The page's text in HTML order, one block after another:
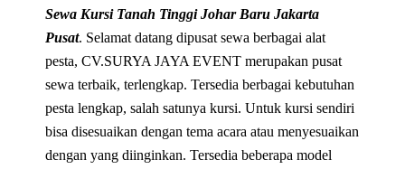
Sewa Kursi Tanah Tinggi Johar Baru Jakarta
Pusat. Selamat datang dipusat sewa berbagai alat
pesta, CV.SURYA JAYA EVENT merupakan pusat
sewa terbaik, terlengkap. Tersedia berbagai kebutuhan
pesta lengkap, salah satunya kursi. Untuk kursi sendiri
bisa disesuaikan dengan tema acara atau menyesuaikan
dengan yang diinginkan. Tersedia beberapa model